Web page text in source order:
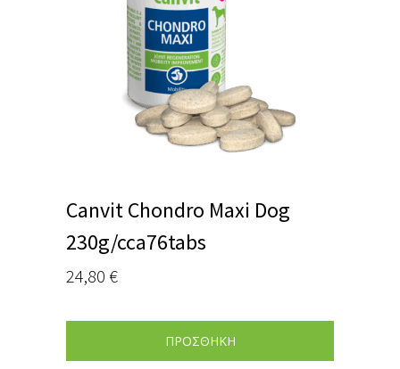
Canvit Chondro Maxi Dog
230g/cca76tabs
24,80 €
ΠΡΟΣΘΗΚΗ